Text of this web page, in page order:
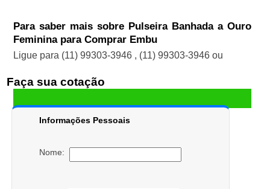
Para saber mais sobre Pulseira Banhada a Ouro
Feminina para Comprar Embu
Ligue para (11) 99303-3946 , (11) 99303-3946 ou
Faça sua cotação
Informações Pessoais
Nome: